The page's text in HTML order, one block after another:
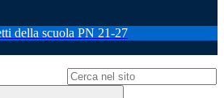
della scuola PN 21-27